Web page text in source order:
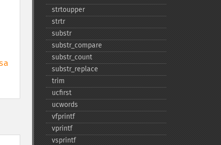
strtoupper
strtr
substr
substr_​compare
substr_​count
substr_​replace
trim
ucfirst
ucwords
vfprintf
vprintf
vsprintf